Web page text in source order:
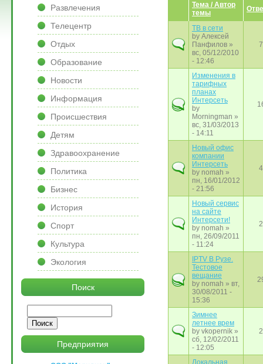
Тема / Автор
темы
ТВ в сети
by Алексей
Панфилов »
вс, 05/12/2010
- 12:46
7
Изменения в
тарифных
планах
Интерсеть
by
Morningman »
вс, 31/03/2013
- 14:11
Новый офис
компании
Интерсеть
by nomah »
пн, 16/01/2012
- 21:56
4
Новый сервис
на сайте
Интерсети!
by nomah »
пн, 26/09/2011
- 11:24
2
IPTV В Рузе.
Тестовое
вещание
by nomah » вт,
30/08/2011 -
15:36
Зимнее
летнее врем
by vkopernik »
сб, 12/02/2011
- 12:05
2
Развлечения
Телецентр
Отдых
Образование
Новости
Информация
Происшествия
Детям
Здравоохранение
Политика
Бизнес
История
Спорт
Культура
Экология
Поиск
Предприятия